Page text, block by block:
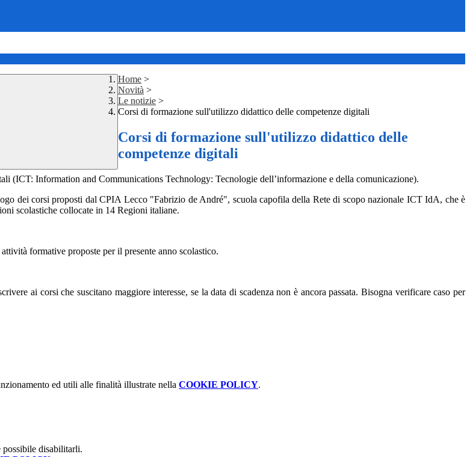
Home >
Novità >
Le notizie >
Corsi di formazione sull'utilizzo didattico delle competenze digitali
Corsi di formazione sull'utilizzo didattico delle
competenze digitali
(ICT: Information and Communications Technology: Tecnologie dell’informazione e della comunicazione).
dei corsi proposti dal CPIA Lecco "Fabrizio de André", scuola capofila della Rete di scopo nazionale ICT IdA, che è
scolastiche collocate in 14 Regioni italiane.
formative proposte per il presente anno scolastico.
ai corsi che suscitano maggiore interesse, se la data di scadenza non è ancora passata. Bisogna verificare caso per
ed utili alle finalità illustrate nella COOKIE POLICY.
possibile disabilitarli.